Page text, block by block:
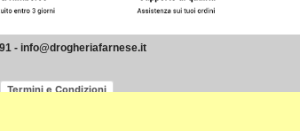
- info@drogheriafarnese.it
Termini e Condizioni